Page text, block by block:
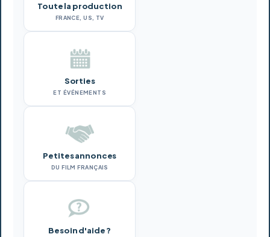
Toute la production
FRANCE, US, TV
Sorties
ET ÉVÉNEMENTS
Petites annonces
DU FILM FRANÇAIS
Besoin d'aide ?